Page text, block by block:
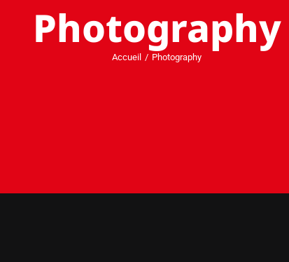
Photography
Accueil Photography